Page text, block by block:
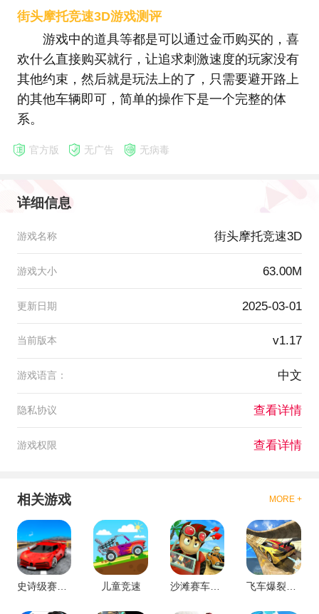
街头摩托竞速3D游戏测评
游戏中的道具等都是可以通过金币购买的，喜
欢什么直接购买就行，让追求刺激速度的玩家没有
其他约束，然后就是玩法上的了，只需要避开路上
的其他车辆即可，简单的操作下是一个完整的体
系。
官方版 无广告 无病毒
详细信息
游戏名称 街头摩托竞速3D
游戏大小 63.00M
更新日期 2025-03-01
当前版本 v1.17
游戏语言： 中文
隐私协议 查看详情
游戏权限 查看详情
相关游戏 MORE +
史诗级赛车竞速 儿童竞速 沙滩赛车竞速